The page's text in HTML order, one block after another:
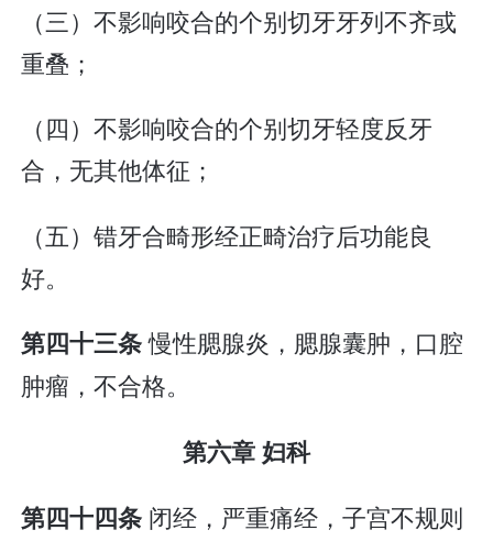
（三）不影响咬合的个别切牙牙列不齐或
重叠；
（四）不影响咬合的个别切牙轻度反牙
合，无其他体征；
（五）错牙合畸形经正畸治疗后功能良
好。
第四十三条慢性腮腺炎，腮腺囊肿，口腔
肿瘤，不合格。
第六章 妇科
第四十四条 闭经，严重痛经，子宫不规则